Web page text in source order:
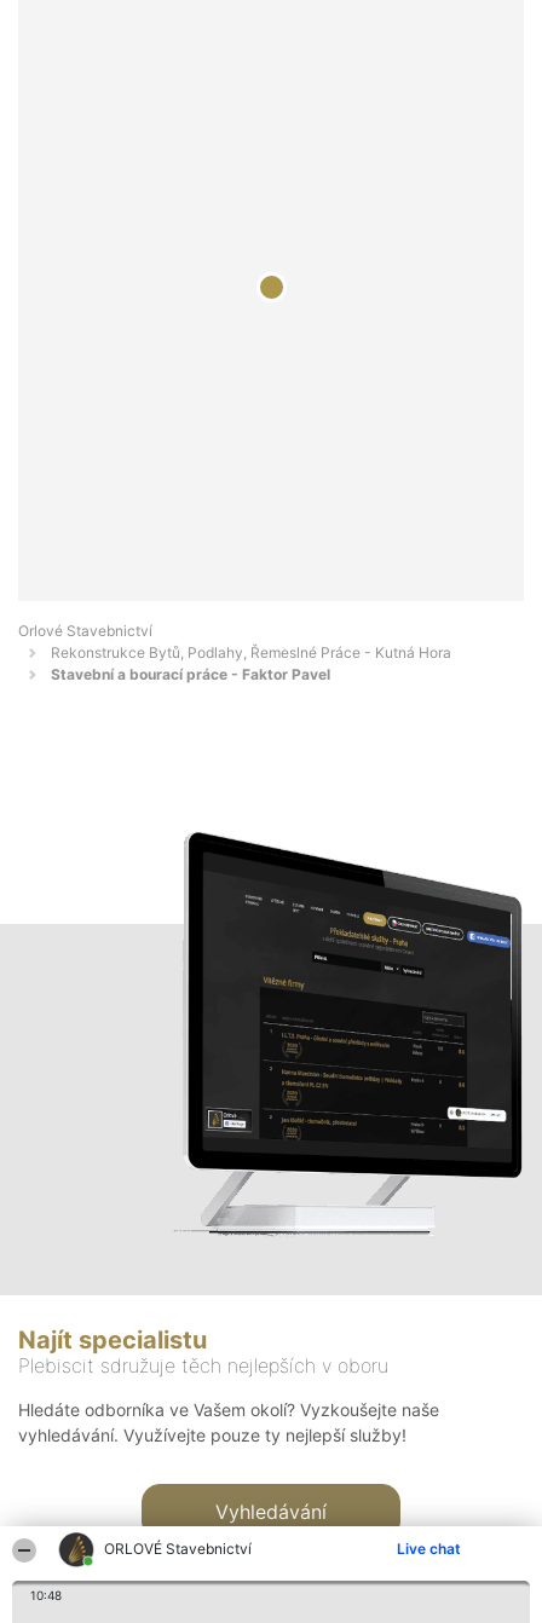
ORLOVÉ Stavebnictví Live chat
10:48
Orlové Stavebnictví
Rekonstrukce Bytů, Podlahy, Řemeslné Práce - Kutná Hora
Stavební a bourací práce - Faktor Pavel
Najít specialistu
Plebiscit sdružuje těch nejlepších v oboru
Hledáte odborníka ve Vašem okolí? Vyzkoušejte naše
vyhledávání. Využívejte pouze ty nejlepší služby!
Vyhledávání